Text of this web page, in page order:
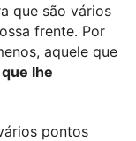
que são vários
frente. Por
aquele que
lhe
pontos